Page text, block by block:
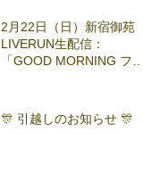
2月22日（日）新宿御苑
LIVERUN生配信：
「GOOD MORNING ファ
🎊 引越しのお知らせ 🎊